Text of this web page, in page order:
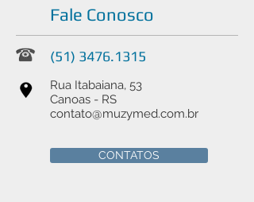
Fale Conosco
(51) 3476.1315
Rua Itabaiana, 53
Canoas - RS
contato@muzymed.com.br
CONTATOS